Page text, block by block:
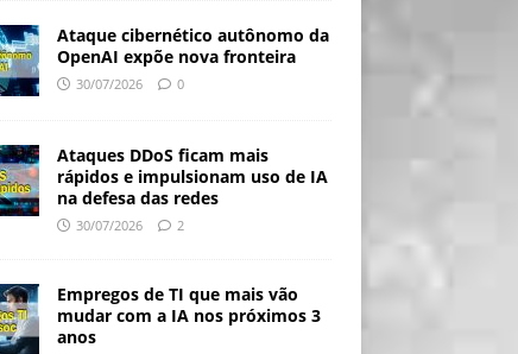
Ataque cibernético autônomo da
OpenAI expõe nova fronteira
30/07/2026 0
Ataques DDoS ficam mais
rápidos e impulsionam uso de IA
na defesa das redes
30/07/2026 2
Empregos de TI que mais vão
mudar com a IA nos próximos 3
anos